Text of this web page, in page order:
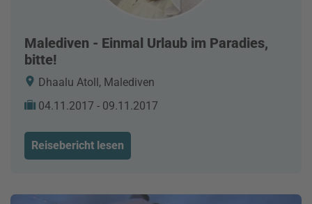
Malediven - Einmal Urlaub im Paradies,
bitte!
Dhaalu Atoll, Malediven
04.11.2017 - 09.11.2017
Reisebericht lesen